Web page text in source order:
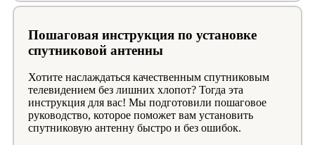
Пошаговая инструкция по установке
спутниковой антенны
Хотите наслаждаться качественным спутниковым
телевидением без лишних хлопот? Тогда эта
инструкция для вас! Мы подготовили пошаговое
руководство, которое поможет вам установить
спутниковую антенну быстро и без ошибок.